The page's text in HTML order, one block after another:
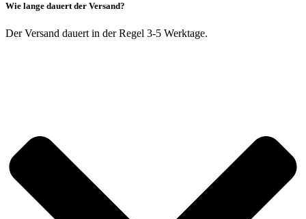
Wie lange dauert der Versand?
Der Versand dauert in der Regel 3-5 Werktage.